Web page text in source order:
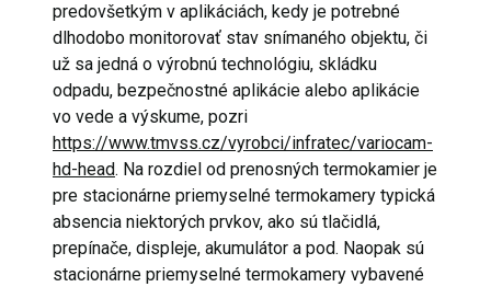
predovšetkým v aplikáciách, kedy je potrebné
dlhodobo monitorovať stav snímaného objektu, či
už sa jedná o výrobnú technológiu, skládku
odpadu, bezpečnostné aplikácie alebo aplikácie
vo vede a výskume, pozri
https://www.tmvss.cz/vyrobci/infratec/variocam-
hd-head. Na rozdiel od prenosných termokamier je
pre stacionárne priemyselné termokamery typická
absencia niektorých prvkov, ako sú tlačidlá,
prepínače, displeje, akumulátor a pod. Naopak sú
stacionárne priemyselné termokamery vybavené